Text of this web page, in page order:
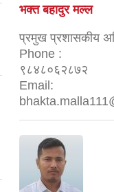
भक्त बहादुर मल्ल
प्रमुख प्रशासकीय
Phone :
९८४८०६२८७२
Email: